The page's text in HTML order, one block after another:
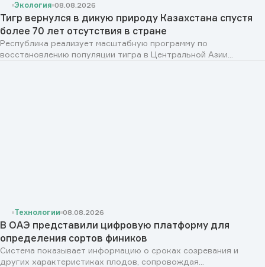
Экология 08.08.2026
Тигр вернулся в дикую природу Казахстана спустя
более 70 лет отсутствия в стране
Республика реализует масштабную программу по
восстановлению популяции тигра в Центральной Азии...
Технологии 08.08.2026
В ОАЭ представили цифровую платформу для
определения сортов фиников
Система показывает информацию о сроках созревания и
других характеристиках плодов, сопровождая...